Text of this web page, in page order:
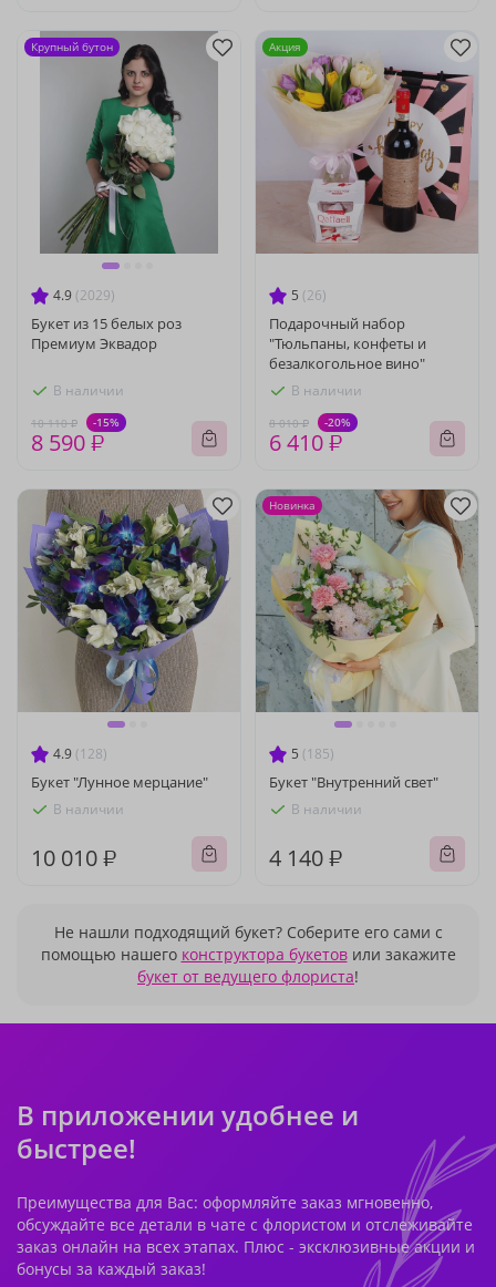
4.9 (2029)
Букет из 15 белых роз
Премиум Эквадор
В наличии
10 110 ₽ -15%
8 590 ₽
Крупный бутон
5 (26)
Подарочный набор
"Тюльпаны, конфеты и
безалкогольное вино"
В наличии
8 010 ₽ -20%
6 410 ₽
Акция
4.9 (128)
Букет "Лунное мерцание"
В наличии
10 010 ₽
5 (185)
Букет "Внутренний свет"
В наличии
4 140 ₽
Новинка
Не нашли подходящий букет? Соберите его сами с
помощью нашего конструктора букетовили закажите
букет от ведущего флориста!
В приложении удобнее и
быстрее!
Преимущества для Вас: оформляйте заказ мгновенно,
обсуждайте все детали в чате с флористом и отслеживайте
заказ онлайн на всех этапах. Плюс - эксклюзивные акции и
бонусы за каждый заказ!